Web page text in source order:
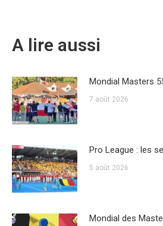
A lire aussi
Mondial Masters
7 août 2026
Pro League : les
5 août 2026
Mondial des